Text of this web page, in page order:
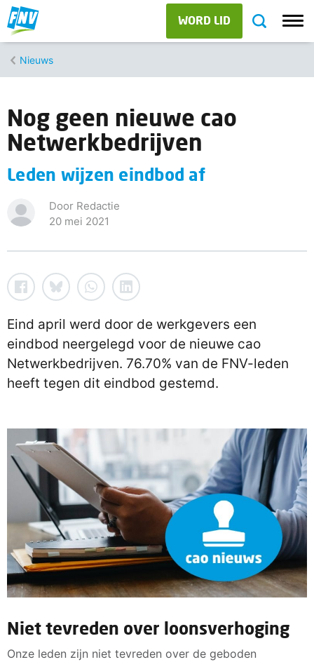
WORD LID
Nieuws
Nog geen nieuwe cao
Netwerkbedrijven
Leden wijzen eindbod af
Door Redactie
20 mei 2021
Eind april werd door de werkgevers een
eindbod neergelegd voor de nieuwe cao
Netwerkbedrijven. 76.70% van de FNV-leden
heeft tegen dit eindbod gestemd.
Niet tevreden over loonsverhoging
Onze leden zijn niet tevreden over de geboden